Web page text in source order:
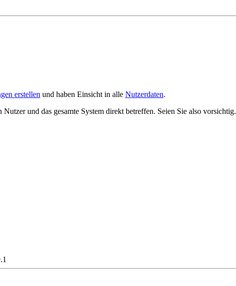
erstellen und haben Einsicht in alle Nutzerdaten.
und das gesamte System direkt betreffen. Seien Sie also vorsichtig.